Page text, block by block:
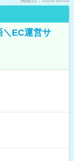
＼EC運営サ